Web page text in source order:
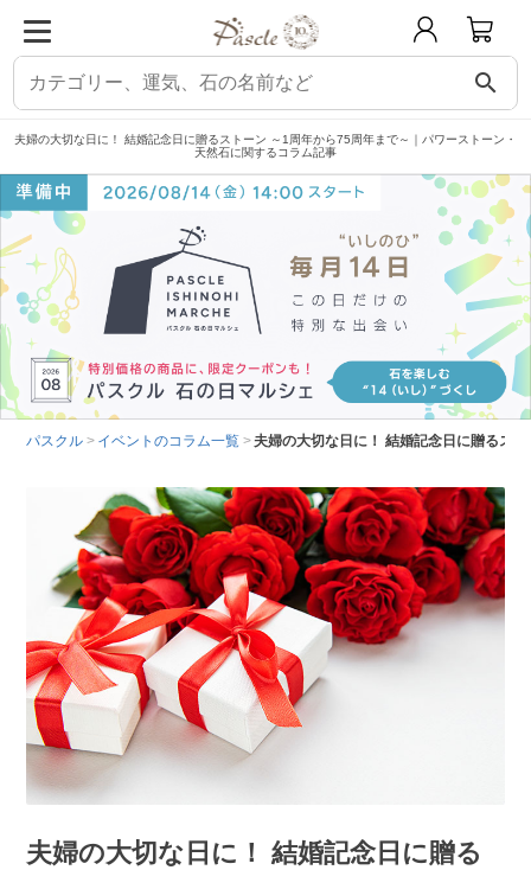
search
夫婦の大切な日に！ 結婚記念日に贈るストーン ～1周年から75周年まで～｜パワーストーン・
天然石に関するコラム記事
パスクル イベントのコラム一覧 夫婦の大切な日に！ 結婚記念日に贈るス
夫婦の大切な日に！ 結婚記念日に贈る